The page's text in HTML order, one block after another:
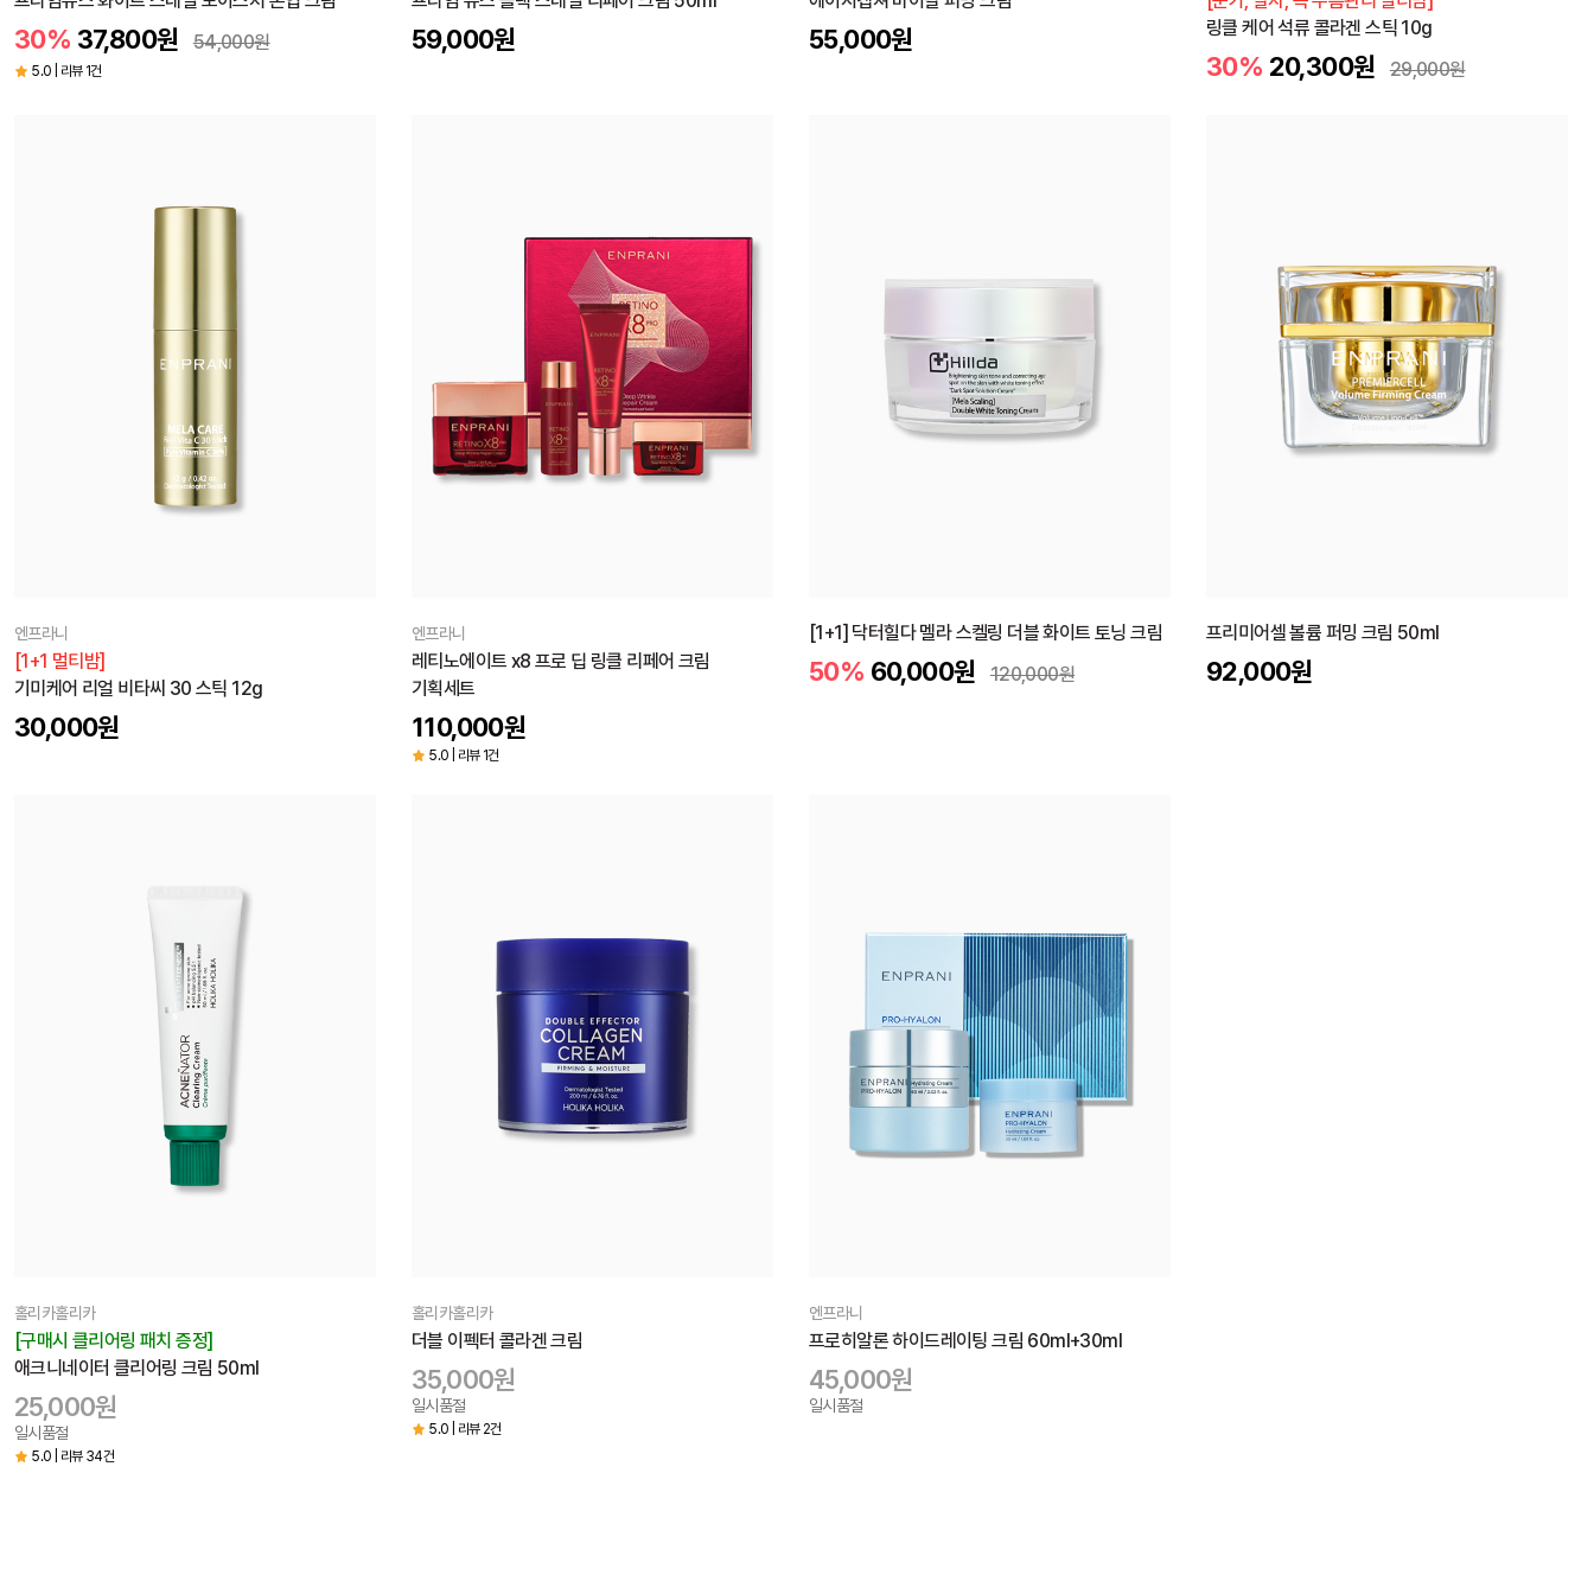
30% 37,800원 54,000원
5.0 | 리뷰 1건
59,000원 55,000원
링클 케어 석류 콜라겐 스틱 10g
30% 20,300원 29,000원
엔프라니
[1+1 멀티밤]
기미케어 리얼 비타씨 30 스틱 12g
30,000원
엔프라니
레티노에이트 x8 프로 딥 링클 리페어 크림
기획세트
110,000원
5.0 | 리뷰 1건
[1+1] 닥터힐다 멜라 스켈링 더블 화이트 토닝 크림
50% 60,000원 120,000원
프리미어셀 볼륨 퍼밍 크림 50ml
92,000원
홀리카홀리카
[구매시 클리어링 패치 증정]
애크니네이터 클리어링 크림 50ml
25,000원
일시품절
5.0 | 리뷰 34건
홀리카홀리카
더블 이펙터 콜라겐 크림
35,000원
일시품절
5.0 | 리뷰 2건
엔프라니
프로히알론 하이드레이팅 크림 60ml+30ml
45,000원
일시품절